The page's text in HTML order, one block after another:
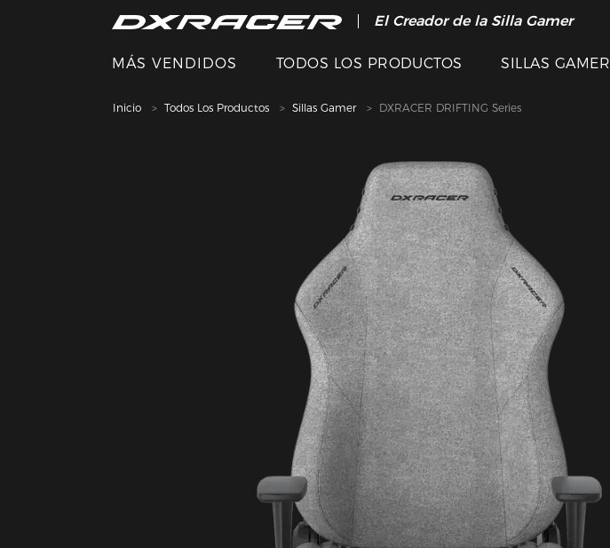
El Creador de la Silla Gamer
MÁS VENDIDOS TODOS LOS PRODUCTOS SILLAS GAMER
Inicio Todos Los Productos Sillas Gamer DXRACER DRIFTING Series